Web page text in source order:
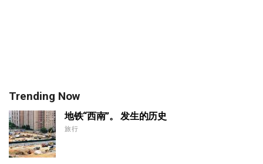
Trending Now
地铁“西南”。 发生的历史
旅行